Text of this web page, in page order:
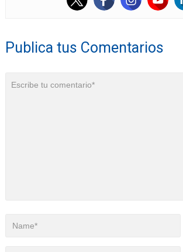
Publica tus Comentarios